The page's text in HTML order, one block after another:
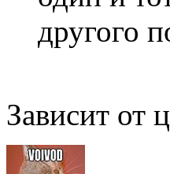
другого
Зависит от